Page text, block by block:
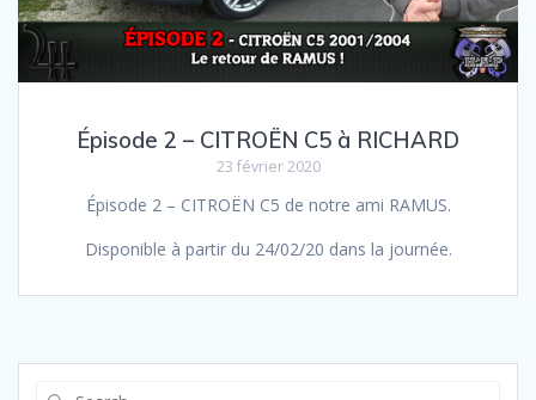
Épisode 2 – CITROËN C5 à RICHARD
23 février 2020
Épisode 2 – CITROËN C5 de notre ami RAMUS.
Disponible à partir du 24/02/20 dans la journée.